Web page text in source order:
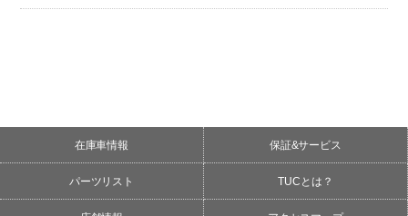
在庫車情報 保証&サービス
パーツリスト TUCとは？